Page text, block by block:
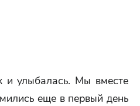
и улыбалась. Мы вместе
еще в первый день